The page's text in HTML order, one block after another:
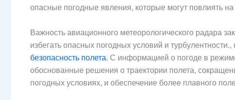
опасные погодные явления, которые могут повлиять на
Важность авиационного метеорологического радара
избегать опасных погодных условий и
безопасность полета. С информацией о погоде в
обоснованные решения о траектории полета,
погодных условиях, и обеспечение более плавного